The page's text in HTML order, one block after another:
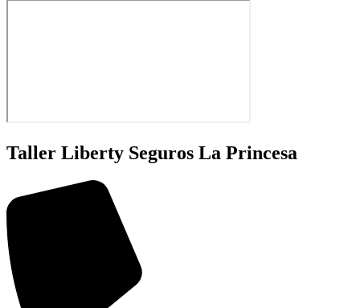
Taller Liberty Seguros La Princesa